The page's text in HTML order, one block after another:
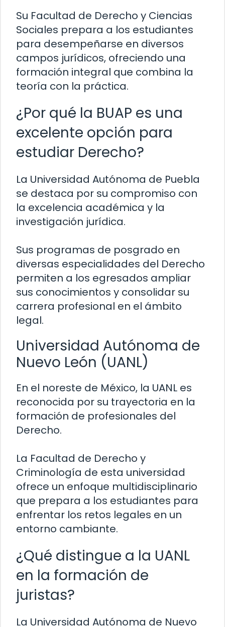
Su Facultad de Derecho y Ciencias
Sociales prepara a los estudiantes
para desempeñarse en diversos
campos jurídicos, ofreciendo una
formación integral que combina la
teoría con la práctica.
¿Por qué la BUAP es una
excelente opción para
estudiar Derecho?
La Universidad Autónoma de Puebla
se destaca por su compromiso con
la excelencia académica y la
investigación jurídica.
Sus programas de posgrado en
diversas especialidades del Derecho
permiten a los egresados ampliar
sus conocimientos y consolidar su
carrera profesional en el ámbito
legal.
Universidad Autónoma de
Nuevo León (UANL)
En el noreste de México, la UANL es
reconocida por su trayectoria en la
formación de profesionales del
Derecho.
La Facultad de Derecho y
Criminología de esta universidad
ofrece un enfoque multidisciplinario
que prepara a los estudiantes para
enfrentar los retos legales en un
entorno cambiante.
¿Qué distingue a la UANL
en la formación de
juristas?
La Universidad Autónoma de Nuevo